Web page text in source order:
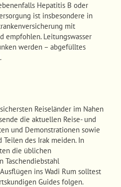
Hepatitis B oder
ist insbesondere in
mit
empfohlen. Leitungswasser
werden – abgefülltes
Reiseländer im Nahen
die aktuellen Reise- und
und Demonstrationen sowie
des Irak meiden. In
die üblichen
Taschendiebstahl
ins Wadi Rum solltest
Guides folgen.